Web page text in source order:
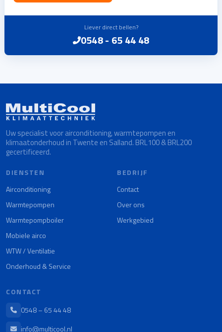
Liever direct bellen?
0548 - 65 44 48
Uw specialist voor airconditioning, warmtepompen en
klimaatonderhoud in Twente en Salland. BRL100 & BRL200
gecertificeerd.
DIENSTEN
Airconditioning
Warmtepompen
Warmtepompboiler
Mobiele airco
WTW / Ventilatie
Onderhoud & Service
BEDRIJF
Contact
Over ons
Werkgebied
CONTACT
0548 – 65 44 48
info@multicool.nl